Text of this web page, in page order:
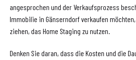
angesprochen und der Verkaufsprozess
Immobilie in Gänserndorf verkaufen
ziehen, das Home Staging zu nutzen.
Denken Sie daran, dass die Kosten und die